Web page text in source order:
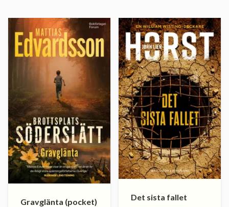
Gravglänta (pocket)
Det sista fallet